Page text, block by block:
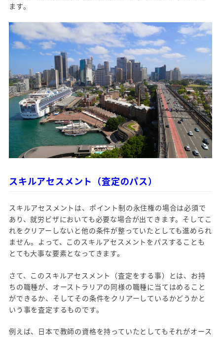
ます。
スキルアセスメント（査定のパス）
スキルアセスメントは、ポイント制の永住権の場合は必須で
あり、就労ビザにおいても必要な場合が出てきます。そしてこ
れをクリアーしないと他の条件が整っていたとしても進められ
ません。よって、このスキルアセスメントをパスすることも
とても大事な要素となってきます。
さて、このスキルアセスメント（査定をする事）とは、お持
ちの職種が、オーストラリアの同様の職種に当てはめること
ができるか、そしてその条件をクリアーしているかどうかと
いう事を査定するものです。
例えば、日本で教師の資格を持っていたとしてもそれがオース